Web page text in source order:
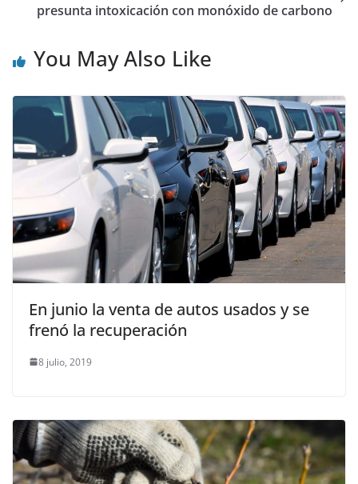
presunta intoxicación con monóxido de carbono
You May Also Like
En junio la venta de autos usados y se
frenó la recuperación
8 julio, 2019